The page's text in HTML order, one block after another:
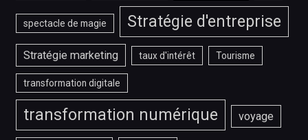
spectacle de magie Stratégie d'entreprise
Stratégie marketing taux d'intérêt Tourisme
transformation digitale
transformation numérique voyage